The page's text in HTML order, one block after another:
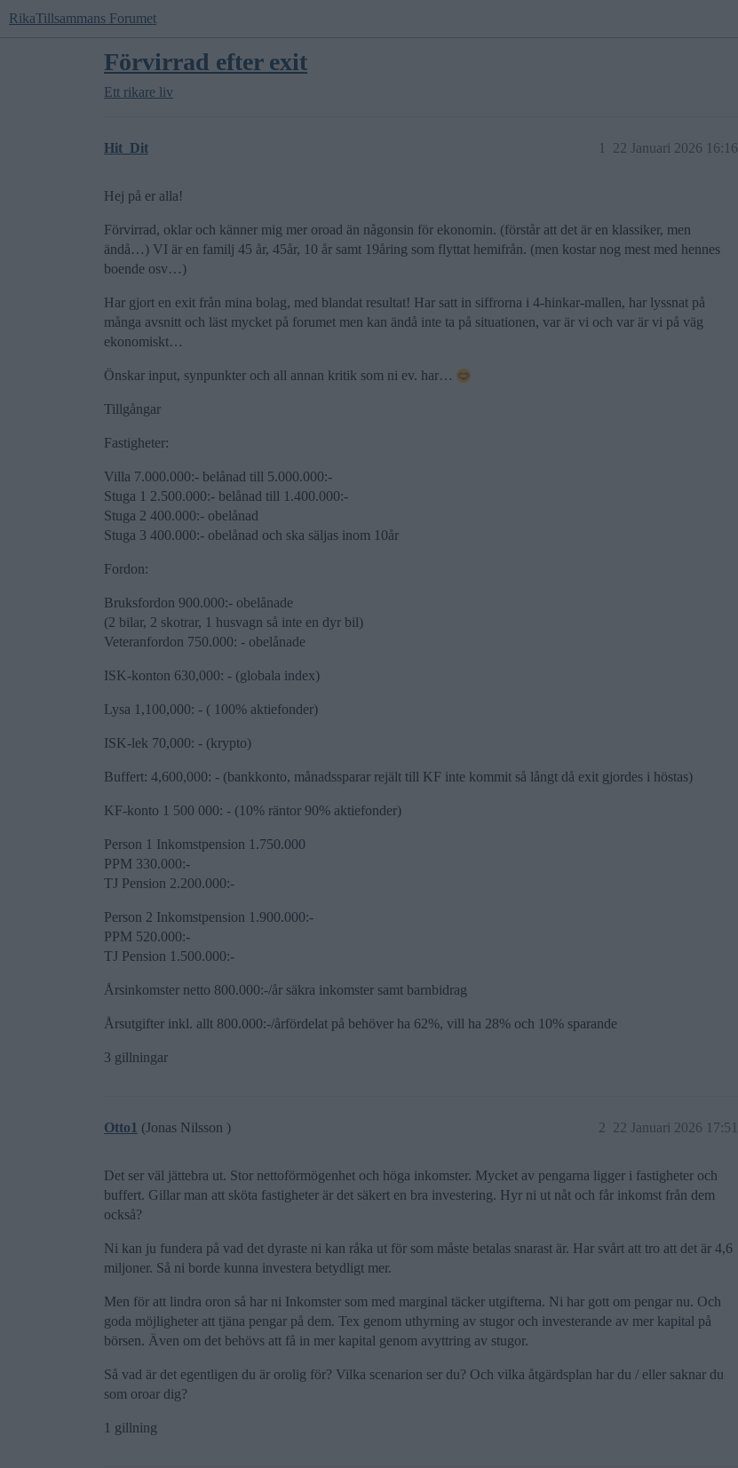
RikaTillsammans Forumet
Förvirrad efter exit
Ett rikare liv
Hit_Dit 22 Januari 2026 16:16
1
Hej på er alla!
Förvirrad, oklar och känner mig mer oroad än någonsin för ekonomin. (förstår att det är en klassiker, men
ändå…) VI är en familj 45 år, 45år, 10 år samt 19åring som flyttat hemifrån. (men kostar nog mest med hennes
boende osv…)
Har gjort en exit från mina bolag, med blandat resultat! Har satt in siffrorna i 4-hinkar-mallen, har lyssnat på
många avsnitt och läst mycket på forumet men kan ändå inte ta på situationen, var är vi och var är vi på väg
ekonomiskt…
Önskar input, synpunkter och all annan kritik som ni ev. har…
Tillgångar
Fastigheter:
Villa 7.000.000:- belånad till 5.000.000:-
Stuga 1 2.500.000:- belånad till 1.400.000:-
Stuga 2 400.000:- obelånad
Stuga 3 400.000:- obelånad och ska säljas inom 10år
Fordon:
Bruksfordon 900.000:- obelånade
(2 bilar, 2 skotrar, 1 husvagn så inte en dyr bil)
Veteranfordon 750.000: - obelånade
ISK-konton 630,000: - (globala index)
Lysa 1,100,000: - ( 100% aktiefonder)
ISK-lek 70,000: - (krypto)
Buffert: 4,600,000: - (bankkonto, månadssparar rejält till KF inte kommit så långt då exit gjordes i höstas)
KF-konto 1 500 000: - (10% räntor 90% aktiefonder)
Person 1 Inkomstpension 1.750.000
PPM 330.000:-
TJ Pension 2.200.000:-
Person 2 Inkomstpension 1.900.000:-
PPM 520.000:-
TJ Pension 1.500.000:-
Årsinkomster netto 800.000:-/år säkra inkomster samt barnbidrag
Årsutgifter inkl. allt 800.000:-/årfördelat på behöver ha 62%, vill ha 28% och 10% sparande
3 gillningar
Otto1 (Jonas Nilsson ) 22 Januari 2026 17:51
2
Det ser väl jättebra ut. Stor nettoförmögenhet och höga inkomster. Mycket av pengarna ligger i fastigheter och
buffert. Gillar man att sköta fastigheter är det säkert en bra investering. Hyr ni ut nåt och får inkomst från dem
också?
Ni kan ju fundera på vad det dyraste ni kan råka ut för som måste betalas snarast är. Har svårt att tro att det är 4,6
miljoner. Så ni borde kunna investera betydligt mer.
Men för att lindra oron så har ni Inkomster som med marginal täcker utgifterna. Ni har gott om pengar nu. Och
goda möjligheter att tjäna pengar på dem. Tex genom uthyrning av stugor och investerande av mer kapital på
börsen. Även om det behövs att få in mer kapital genom avyttring av stugor.
Så vad är det egentligen du är orolig för? Vilka scenarion ser du? Och vilka åtgärdsplan har du / eller saknar du
som oroar dig?
1 gillning